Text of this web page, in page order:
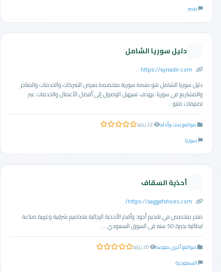
مصر
دليل سوريا الشامل
https://syriadir.com
دليل سوريا الشامل هو منصة سورية متخصصة بعرض الشركات والخدمات والمتاجر
والمشاريع في سوريا، بهدف تسهيل الوصول إلى أفضل الأعمال والخدمات عبر
تصنيفات متنو ...
مواقع بحث وأدله 0.0 من 5 نجوم
سوريا
أحذية السقاف
https://saggafshoes.com/
متجر متخصص في تقديم أجود وأفخر الأحذية الرجالية بتصاميم شرقية وغربية صناعة
ايطالية بخبرة 50 سنه فى السوق السعودي ...
مواقع أخرى منوعه 0.0 من 5 نجوم
السعودية